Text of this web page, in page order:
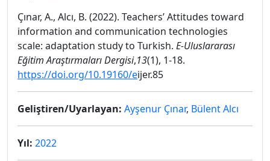
Çınar, A., Alcı, B. (2022). Teachers’ Attitudes toward
information and communication technologies
scale: adaptation study to Turkish. E-Uluslararası
Eğitim Araştırmaları Dergisi,13(1), 1-18.
https://doi.org/10.19160/eijer.85
Geliştiren/Uyarlayan: Ayşenur Çınar, Bülent Alcı
Yıl: 2022